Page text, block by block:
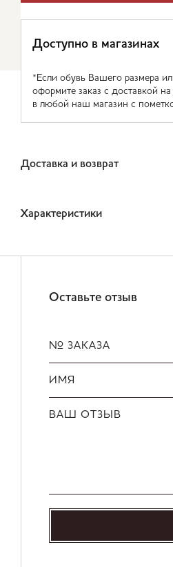
Доступно в магазинах
*Если обувь Вашего размера
оформите заказ с доставкой
в любой наш магазин с
Доставка и возврат
Характеристики
Оставьте отзыв
№ ЗАКАЗА
ИМЯ
ВАШ ОТЗЫВ